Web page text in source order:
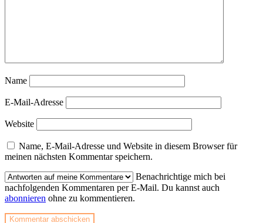
Name
E-Mail-Adresse
Website
Name, E-Mail-Adresse und Website in diesem Browser für
meinen nächsten Kommentar speichern.
Benachrichtige mich bei
nachfolgenden Kommentaren per E-Mail. Du kannst auch
abonnieren ohne zu kommentieren.